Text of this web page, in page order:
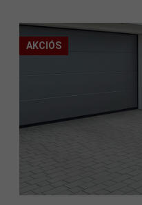
AKCIÓS